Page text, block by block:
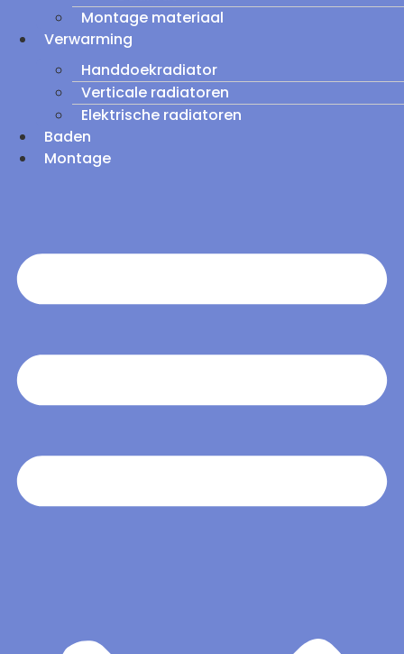
Montage materiaal
Verwarming
Handdoekradiator
Verticale radiatoren
Elektrische radiatoren
Baden
Montage